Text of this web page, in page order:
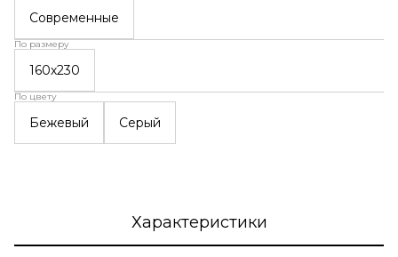
Современные
По размеру
160х230
По цвету
Бежевый Серый
Характеристики